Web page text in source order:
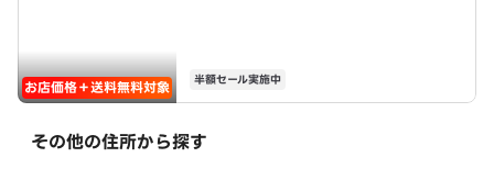
お店価格＋送料無料対象 半額セール実施中
その他の住所から探す